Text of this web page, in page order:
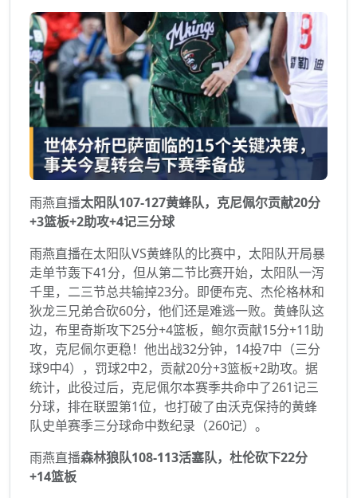
雨燕直播太阳队107-127黄蜂队，克尼佩尔贡献20分
+3篮板+2助攻+4记三分球
雨燕直播在太阳队VS黄蜂队的比赛中，太阳队开局暴
走单节轰下41分，但从第二节比赛开始，太阳队一泻
千里，二三节总共输掉23分。即便布克、杰伦格林和
狄龙三兄弟合砍60分，他们还是难逃一败。黄蜂队这
边，布里奇斯攻下25分+4篮板，鲍尔贡献15分+11助
攻，克尼佩尔更稳！他出战32分钟，14投7中（三分
球9中4），罚球2中2，贡献20分+3篮板+2助攻。据
统计，此役过后，克尼佩尔本赛季共命中了261记三
分球，排在联盟第1位，也打破了由沃克保持的黄蜂
队史单赛季三分球命中数纪录（260记）。
雨燕直播森林狼队108-113活塞队，杜伦砍下22分
+14篮板